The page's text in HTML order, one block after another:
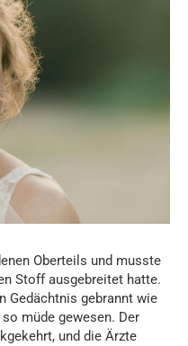
Oberteils und musste
Stoff ausgebreitet hatte.
Gedächtnis gebrannt wie
müde gewesen. Der
und die Ärzte